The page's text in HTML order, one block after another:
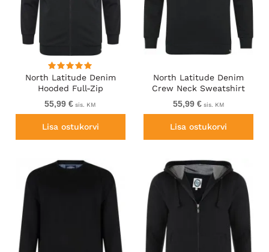
North Latitude Denim
Hooded Full-Zip
Sweatshirt Black TALL
55,99 € sis. KM
Lisa ostukorvi
North Latitude Denim
Crew Neck Sweatshirt
Black TALL
55,99 €sis. KM
Lisa ostukorvi